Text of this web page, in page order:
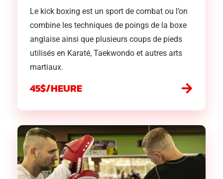
Le kick boxing est un sport de combat ou l’on
combine les techniques de poings de la boxe
anglaise ainsi que plusieurs coups de pieds
utilisés en Karaté, Taekwondo et autres arts
martiaux.
45$/HEURE